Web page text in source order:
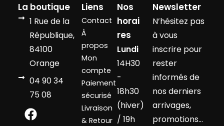
La boutique
1 Rue de la
République,
84100
Orange
04 90 34
75 08
Liens
Contact
À
propos
Mon
compte
Paiement
sécurisé
Livraison
& Retour
Nos
horai
res
Lundi
14H30
-
18h30
(hiver)
/ 19h
Newsletter
N’hésitez pas
à vous
inscrire pour
rester
informés de
nos derniers
arrivages,
promotions…